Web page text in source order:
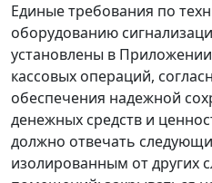
Единые требования по
оборудованию
установлены в
кассовых операций,
обеспечения надежной
денежных средств и
должно отвечать
изолированным от других